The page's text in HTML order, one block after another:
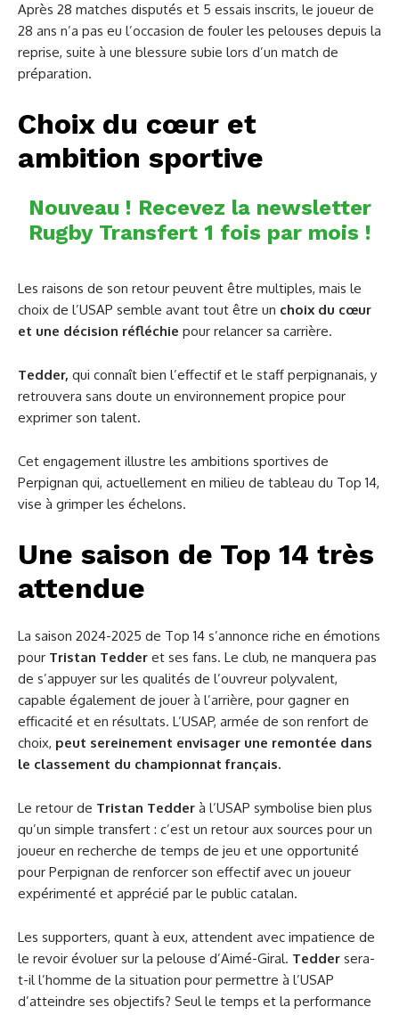
Après 28 matches disputés et 5 essais inscrits, le joueur de
28 ans n’a pas eu l’occasion de fouler les pelouses depuis la
reprise, suite à une blessure subie lors d’un match de
préparation.
Choix du cœur et
ambition sportive
Nouveau ! Recevez la newsletter
Rugby Transfert 1 fois par mois !
Les raisons de son retour peuvent être multiples, mais le
choix de l’USAP semble avant tout être un choix du cœur
et une décision réfléchie pour relancer sa carrière.
Tedder, qui connaît bien l’effectif et le staff perpignanais, y
retrouvera sans doute un environnement propice pour
exprimer son talent.
Cet engagement illustre les ambitions sportives de
Perpignan qui, actuellement en milieu de tableau du Top 14,
vise à grimper les échelons.
Une saison de Top 14 très
attendue
La saison 2024-2025 de Top 14 s’annonce riche en émotions
pour Tristan Tedder et ses fans. Le club, ne manquera pas
de s’appuyer sur les qualités de l’ouvreur polyvalent,
capable également de jouer à l’arrière, pour gagner en
efficacité et en résultats. L’USAP, armée de son renfort de
choix, peut sereinement envisager une remontée dans
le classement du championnat français.
Le retour de Tristan Tedder à l’USAP symbolise bien plus
qu’un simple transfert : c’est un retour aux sources pour un
joueur en recherche de temps de jeu et une opportunité
pour Perpignan de renforcer son effectif avec un joueur
expérimenté et apprécié par le public catalan.
Les supporters, quant à eux, attendent avec impatience de
le revoir évoluer sur la pelouse d’Aimé-Giral. Tedder sera-
t-il l’homme de la situation pour permettre à l’USAP
d’atteindre ses objectifs? Seul le temps et la performance